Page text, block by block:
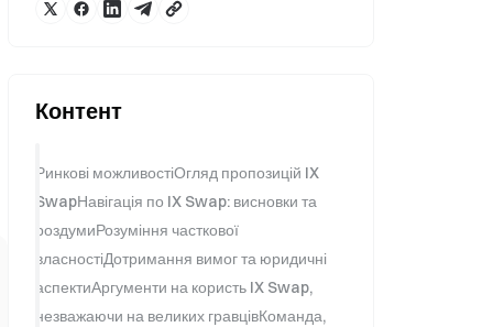
Контент
Ринкові можливостіОгляд пропозицій IX
SwapНавігація по IX Swap: висновки та
роздумиРозуміння часткової
власностіДотримання вимог та юридичні
аспектиАргументи на користь IX Swap,
незважаючи на великих гравцівКоманда,